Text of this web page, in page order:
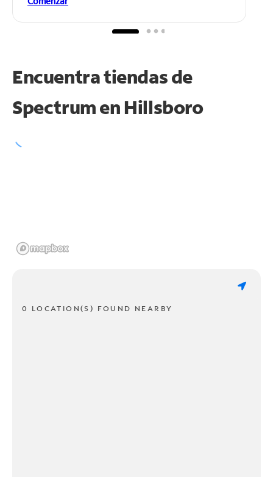
Encuentra tiendas de
Spectrum en Hillsboro
0 LOCATION(S) FOUND NEARBY